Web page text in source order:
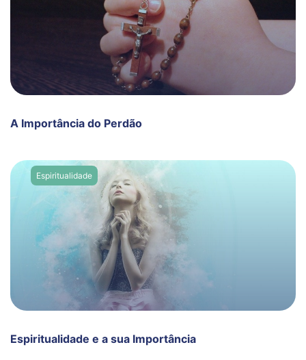
A Importância do Perdão
Espiritualidade
Espiritualidade e a sua Importância